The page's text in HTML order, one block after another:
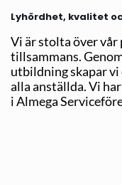
Lyhördhet, kvalitet
Vi är stolta över vår
tillsammans.
utbildning skapar
alla anställda. Vi
i Almega